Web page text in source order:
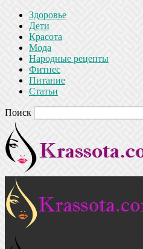
Здоровье
Дети
Красота
Мода
Народные рецепты
Фитнес
Питание
Статьи
Поиск